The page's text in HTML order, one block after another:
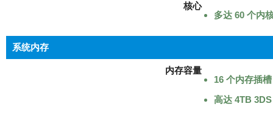
核心
多达 60 个内
系统内存
内存容量
16 个内存插槽
高达 4TB